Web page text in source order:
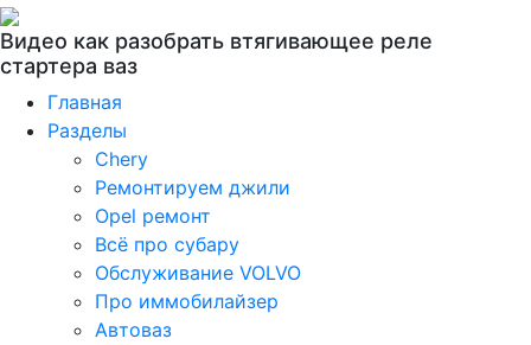
Видео как разобрать втягивающее реле
стартера ваз
Главная
Разделы
Chery
Ремонтируем джили
Opel ремонт
Всё про субару
Обслуживание VOLVO
Про иммобилайзер
Автоваз